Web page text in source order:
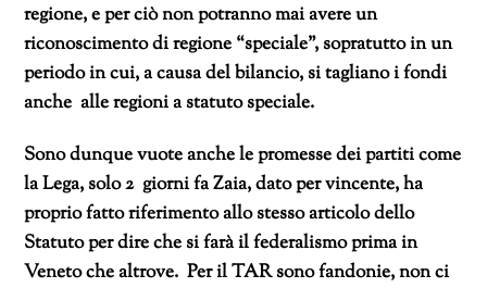
regione, e per ciò non potranno mai avere un
riconoscimento di regione “speciale”, sopratutto in un
periodo in cui, a causa del bilancio, si tagliano i fondi
anche alle regioni a statuto speciale.
Sono dunque vuote anche le promesse dei partiti come
la Lega, solo 2 giorni fa Zaia, dato per vincente, ha
proprio fatto riferimento allo stesso articolo dello
Statuto per dire che si farà il federalismo prima in
Veneto che altrove. Per il TAR sono fandonie, non ci